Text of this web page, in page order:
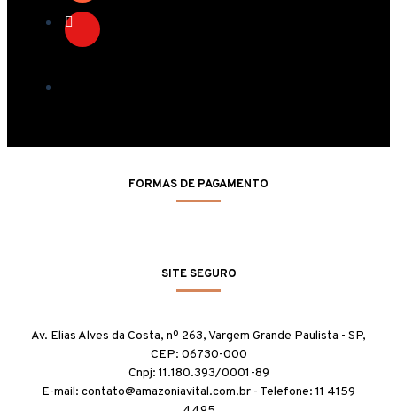
FORMAS DE PAGAMENTO
SITE SEGURO
Av. Elias Alves da Costa, nº 263, Vargem Grande Paulista - SP,
CEP: 06730-000
Cnpj: 11.180.393/0001-89
E-mail: contato@amazoniavital.com.br - Telefone: 11 4159